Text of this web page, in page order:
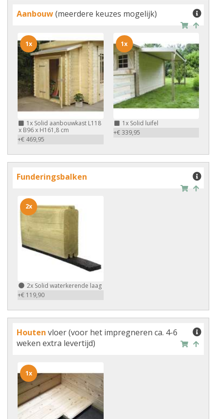
Aanbouw(meerdere keuzes mogelijk)
1x Solid aanbouwkast L118
x B96 x H161,8 cm
+€ 469,95
1x
1xSolid luifel
+€ 339,95
1x
Funderingsbalken
2x Solid waterkerende laag
+€ 119,90
2x
Houten vloer (voor het impregneren ca. 4-6
weken extra levertijd)
1x